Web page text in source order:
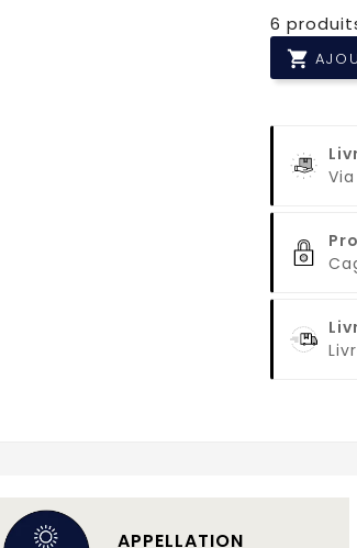
6

APPELLATION